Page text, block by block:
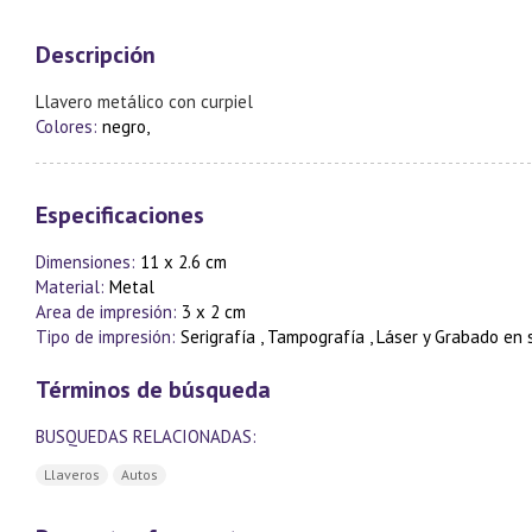
Descripción
Llavero metálico con curpiel
Colores: negro,
Especificaciones
Dimensiones: 11 x 2.6 cm
Material: Metal
Area de impresión: 3 x 2 cm
Tipo de impresión: Serigrafía , Tampografía , Láser y Grabado en
Términos de búsqueda
BUSQUEDAS RELACIONADAS:
Llaveros Autos